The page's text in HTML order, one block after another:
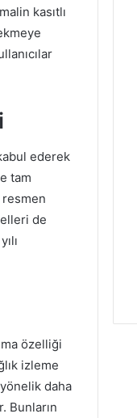
kasıtlı
ederek
tam
de
özelliği
izleme
daha
Bunların